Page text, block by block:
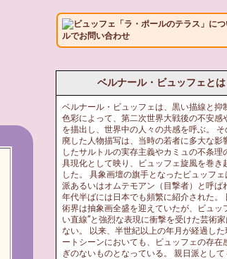
ビュッフェ「ラ・ポールのテラス」に
ルでお問い合わせ
ベルナール・ビュッフェとは
ベルナール・ビュッフェは、黒い描線と抑
色彩によって、第二次世界大戦後の不安感
を描出し、世界中の人々の共感を呼ぶ。 そ
廃した人物描写は、当時の若者に多大な影
したサルトルの実存主義やカミュの不条理
具現化として映り、ビュッフェ旋風を巻き
した。 具象画壇の旗手となったビュッフェ
派あるいはオムテモアン（目撃者）と呼ば
年代半ばには日本でも頻繁に紹介された。
術界は抽象画全盛を迎えていたが、ビュッ
い直線”と強烈な表現に衝撃を受けた芸術家
ない。 以来、半世紀以上の年月が経過した
ートシーンにおいても、ビュッフェの存在
ぎのないものとなっている。 親日派として